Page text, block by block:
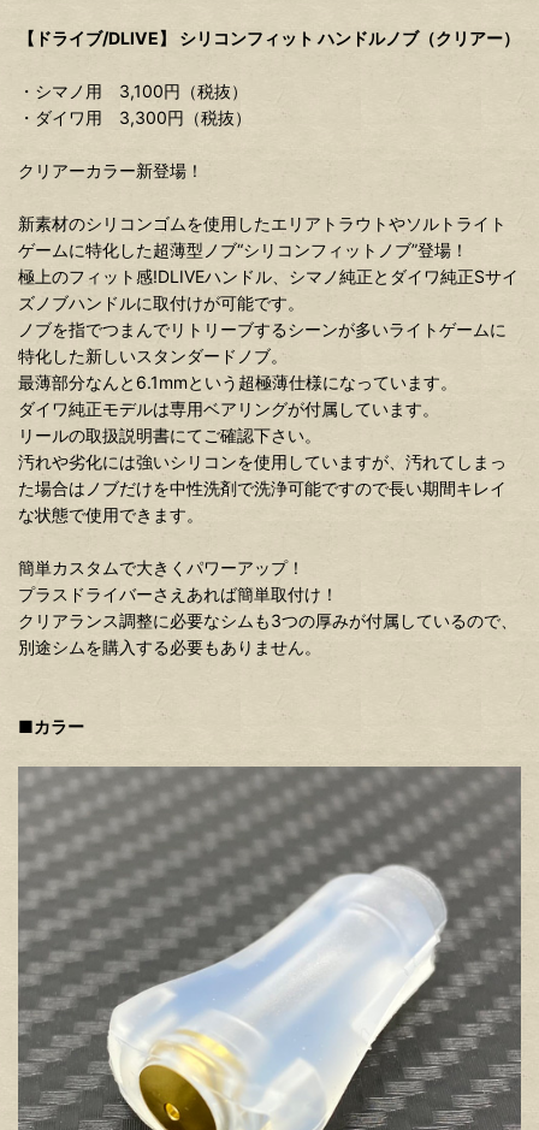
【ドライブ/DLIVE】 シリコンフィット ハンドルノブ（クリアー）
・シマノ用 3,100円（税抜）
・ダイワ用 3,300円（税抜）
クリアーカラー新登場！
新素材のシリコンゴムを使用したエリアトラウトやソルトライト
ゲームに特化した超薄型ノブ“シリコンフィットノブ”登場！
極上のフィット感!DLIVEハンドル、シマノ純正とダイワ純正Sサイ
ズノブハンドルに取付けが可能です。
ノブを指でつまんでリトリーブするシーンが多いライトゲームに
特化した新しいスタンダードノブ。
最薄部分なんと6.1mmという超極薄仕様になっています。
ダイワ純正モデルは専用ベアリングが付属しています。
リールの取扱説明書にてご確認下さい。
汚れや劣化には強いシリコンを使用していますが、汚れてしまっ
た場合はノブだけを中性洗剤で洗浄可能ですので長い期間キレイ
な状態で使用できます。
簡単カスタムで大きくパワーアップ！
プラスドライバーさえあれば簡単取付け！
クリアランス調整に必要なシムも3つの厚みが付属しているので、
別途シムを購入する必要もありません。
■カラー